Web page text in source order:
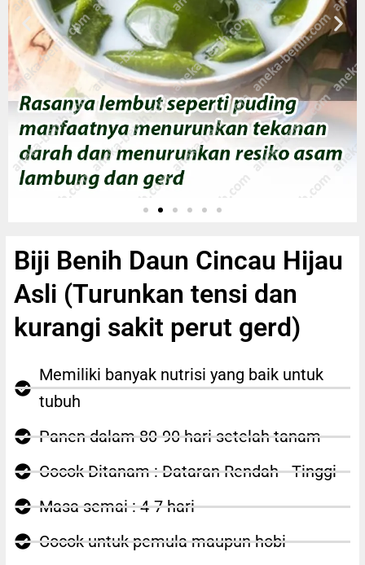
Biji Benih Daun Cincau Hijau
Asli (Turunkan tensi dan
kurangi sakit perut gerd)
Memiliki banyak nutrisi yang baik untuk
tubuh
Panen dalam 80-90 hari setelah tanam
Cocok Ditanam : Dataran Rendah - Tinggi
Masa semai : 4-7 hari
Cocok untuk pemula maupun hobi